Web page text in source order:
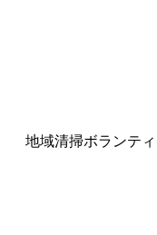
地域清掃ボランテ